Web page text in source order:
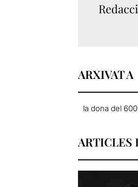
ARXIVAT A
la dona del 600
ARTICLES